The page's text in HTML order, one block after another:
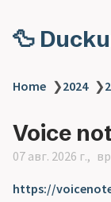
🦆
Home ❯2024 ❯
Voice
07 авг. 2026 г.
https://